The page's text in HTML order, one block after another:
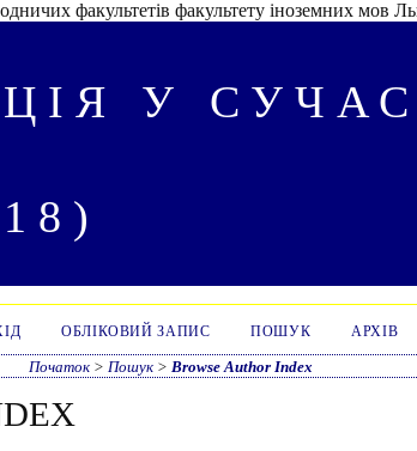
факультетів факультету іноземних мов
У
ОБЛІКОВИЙ ЗАПИС ПОШУК АРХІВ
Початок > Пошук > Browse Author Index